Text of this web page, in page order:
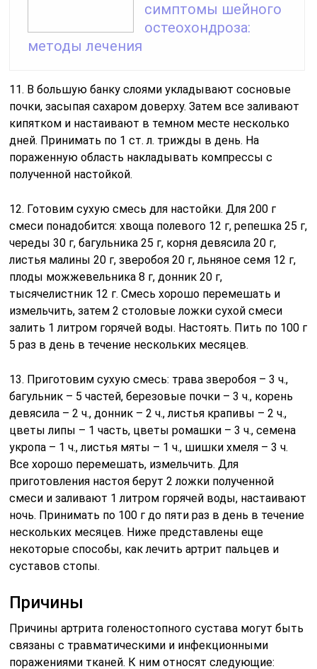
симптомы шейного
остеохондроза:
методы лечения
11. В большую банку слоями укладывают сосновые
почки, засыпая сахаром доверху. Затем все заливают
кипятком и настаивают в темном месте несколько
дней. Принимать по 1 ст. л. трижды в день. На
пораженную область накладывать компрессы с
полученной настойкой.
12. Готовим сухую смесь для настойки. Для 200 г
смеси понадобится: хвоща полевого 12 г, репешка 25 г,
череды 30 г, багульника 25 г, корня девясила 20 г,
листья малины 20 г, зверобоя 20 г, льняное семя 12 г,
плоды можжевельника 8 г, донник 20 г,
тысячелистник 12 г. Смесь хорошо перемешать и
измельчить, затем 2 столовые ложки сухой смеси
залить 1 литром горячей воды. Настоять. Пить по 100 г
5 раз в день в течение нескольких месяцев.
13. Приготовим сухую смесь: трава зверобоя – 3 ч.,
багульник – 5 частей, березовые почки – 3 ч., корень
девясила – 2 ч., донник – 2 ч., листья крапивы – 2 ч.,
цветы липы – 1 часть, цветы ромашки – 3 ч., семена
укропа – 1 ч., листья мяты – 1 ч., шишки хмеля – 3 ч.
Все хорошо перемешать, измельчить. Для
приготовления настоя берут 2 ложки полученной
смеси и заливают 1 литром горячей воды, настаивают
ночь. Принимать по 100 г до пяти раз в день в течение
нескольких месяцев. Ниже представлены еще
некоторые способы, как лечить артрит пальцев и
суставов стопы.
Причины
Причины артрита голеностопного сустава могут быть
связаны с травматическими и инфекционными
поражениями тканей. К ним относят следующие: